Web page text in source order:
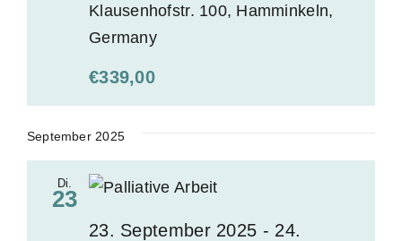
Klausenhofstr. 100, Hamminkeln,
Germany
€339,00
September 2025
Di.
23
23. September 2025 - 24.